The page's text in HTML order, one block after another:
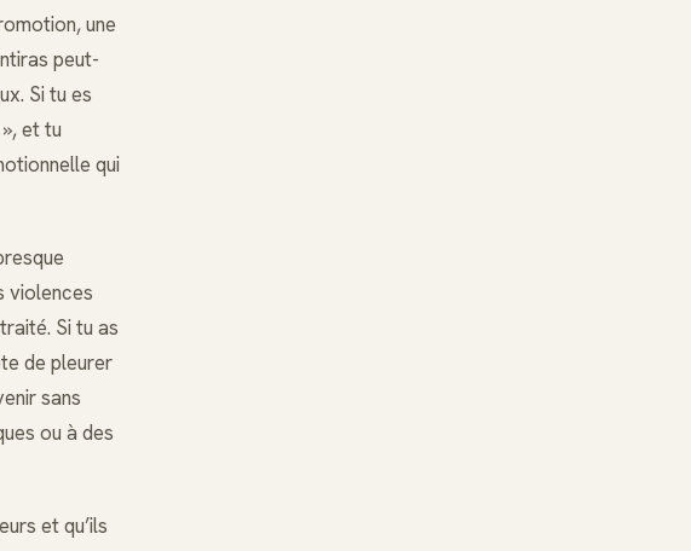
une
peut-
Si tu es
et tu
qui
violences
Si tu as
de pleurer
sans
ou à des
et qu’ils